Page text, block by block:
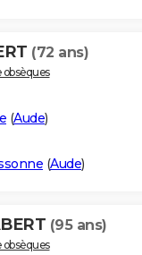
(72 ans)
(Aude)
(Aude)
(95 ans)